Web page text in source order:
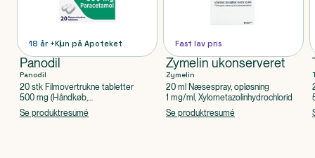
18 år +Kun på Apoteket
Panodil
Panodil
20 stk Filmovertrukne tabletter
500 mg (Håndkøb,
apoteksforbeholdt), Paracetamol
Se produktresumé
Fast lav pris
Zymelin ukonserveret
Zymelin
20 ml Næsespray, opløsning
1 mg/ml, Xylometazolinhydrochlorid
Se produktresumé